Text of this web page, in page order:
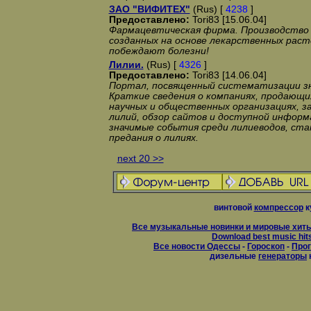
ЗАО "ВИФИТЕХ" (Rus) [ 4238 ]
Предоставлено: Tori83 [15.06.04]
Фармацевтическая фирма.
созданных на основе лекарственных
побеждают болезни!
Лилии. (Rus) [ 4326 ]
Предоставлено: Tori83 [14.06.04]
Портал, посвященный систематизации
Краткие сведения о компаниях,
научных и общественных организациях,
лилий, обзор сайтов и доступной
значимые события среди лилиеводов,
предания о лилиях.
next 20 >>
винтовой компрессор
Все музыкальные новинки и мировые
Download best music
Все новости Одессы - Гороскоп -
дизельные генераторы